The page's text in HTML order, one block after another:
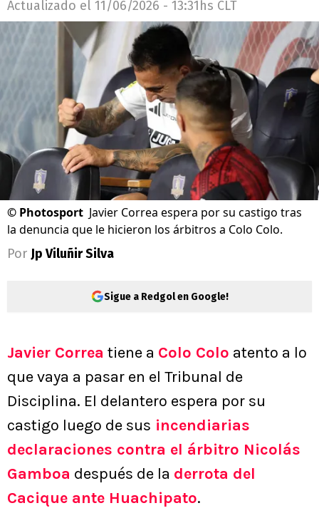
Actualizado el 11/06/2026 - 13:31hs CLT
© Photosport Javier Correa espera por su castigo tras
la denuncia que le hicieron los árbitros a Colo Colo.
Por Jp Viluñir Silva
Sigue a Redgol en Google!
Javier Correa tiene a Colo Colo atento a lo
que vaya a pasar en el Tribunal de
Disciplina. El delantero espera por su
castigo luego de sus incendiarias
declaraciones contra el árbitro Nicolás
Gamboa después de la derrota del
Cacique ante Huachipato.